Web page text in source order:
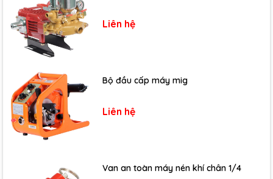
Liên hệ
Bộ đầu cấp máy mig
Liên hệ
Van an toàn máy nén khí chân 1/4